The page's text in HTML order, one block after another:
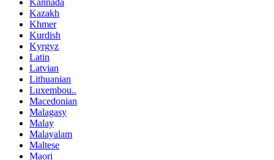
Kannada
Kazakh
Khmer
Kurdish
Kyrgyz
Latin
Latvian
Lithuanian
Luxembou..
Macedonian
Malagasy
Malay
Malayalam
Maltese
Maori